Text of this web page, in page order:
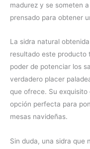
madurez y se someten
prensado para obtener
La sidra natural
resultado este producto
poder de potenciar los
verdadero placer
que ofrece. Su
opción perfecta para
mesas navideñas.
Sin duda, una sidra que